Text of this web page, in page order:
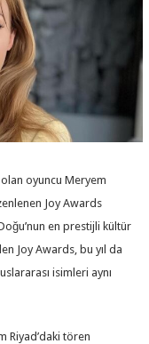
oyuncu Meryem
Joy Awards
en prestijli kültür
Joy Awards, bu yıl da
isimleri aynı
Riyad’daki tören